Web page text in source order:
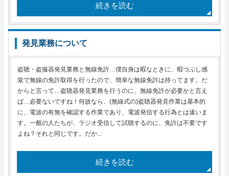
続きを読む
発見業務について
盗聴・盗撮器発見業務と無線免許…僕自身は暇なときに、暇つぶし感
覚で無線の免許取得を行ったので、簡単な無線免許は持ってます。だ
からと言って…盗聴器発見業務を行うのに、無線免許が必要かと言え
ば…必要ないですね！何故なら、(無線式の)盗聴器発見作業は基本的
に、電波の有無を確認する作業であり、電波発信する行為とは違いま
す。一般の人たちが、ラジオ受信して試聴するのに、免許は不要です
よね？それと同じです。だか...
続きを読む